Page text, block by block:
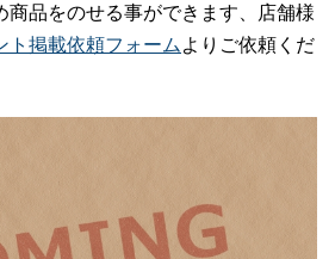
商品をのせる事ができます、店舗様
ト掲載依頼フォーム よりご依頼くだ